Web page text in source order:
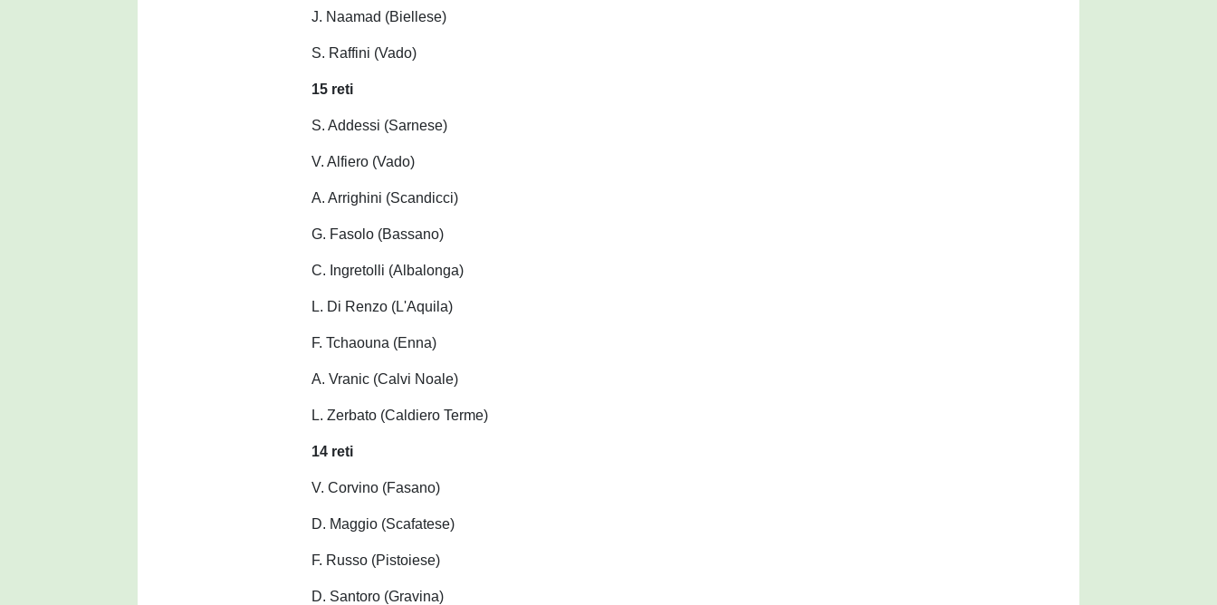
J. Naamad (Biellese)
S. Raffini (Vado)
15 reti
S. Addessi (Sarnese)
V. Alfiero (Vado)
A. Arrighini (Scandicci)
G. Fasolo (Bassano)
C. Ingretolli (Albalonga)
L. Di Renzo (L'Aquila)
F. Tchaouna (Enna)
A. Vranic (Calvi Noale)
L. Zerbato (Caldiero Terme)
14 reti
V. Corvino (Fasano)
D. Maggio (Scafatese)
F. Russo (Pistoiese)
D. Santoro (Gravina)